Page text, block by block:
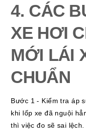
4. CÁC
XE HƠI
MỚI LÁI
CHUẨN
Bước 1 - Kiểm tra áp
khi lốp xe đã nguội
thì việc đo sẽ sai lệch.